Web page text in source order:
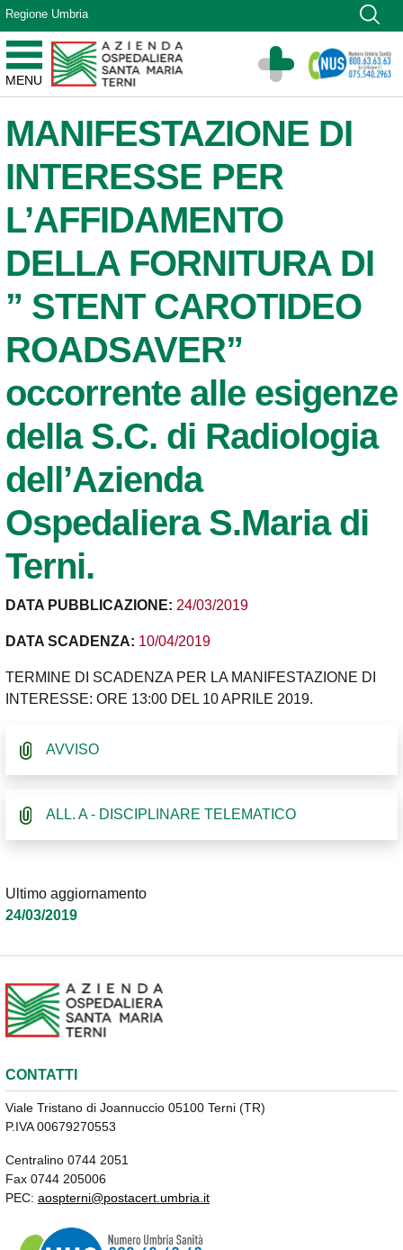
Vai ai contenuti
Vai al menu di navigazione
Vai al footer
Regione Umbria
MENU
Azienda Ospedaliera Santa Maria di Terni
Sito Istituzionale
MANIFESTAZIONE DI
INTERESSE PER
L’AFFIDAMENTO
DELLA FORNITURA DI
” STENT CAROTIDEO
ROADSAVER”
occorrente alle esigenze
della S.C. di Radiologia
dell’Azienda
Ospedaliera S.Maria di
Terni.
DATA PUBBLICAZIONE: 24/03/2019
DATA SCADENZA: 10/04/2019
TERMINE DI SCADENZA PER LA MANIFESTAZIONE DI
INTERESSE: ORE 13:00 DEL 10 APRILE 2019.
AVVISO
ALL. A - DISCIPLINARE TELEMATICO
Ultimo aggiornamento
24/03/2019
CONTATTI
Viale Tristano di Joannuccio 05100 Terni (TR)
P.IVA 00679270553
Centralino 0744 2051
Fax 0744 205006
PEC: aospterni@postacert.umbria.it